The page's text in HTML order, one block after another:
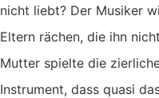
nicht liebt? Der Musiker
Eltern rächen, die ihn
Mutter spielte die
Instrument, dass quasi